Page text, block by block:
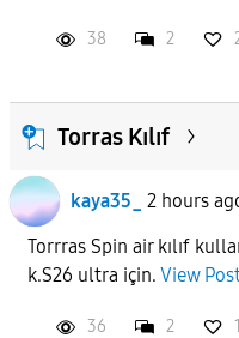
38 2
Torras Kılıf
kaya35_ 2 hours
Torrras Spin air kılıf
k.S26 ultra için. View
36 2 1